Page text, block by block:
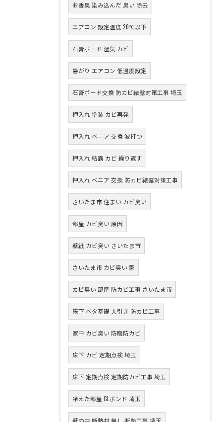
お香臭 染み込んだ 臭い 除去
エアコン 設定温度 20℃以下
石膏ボード 湿気 カビ
暑がり エアコン 低温度設定
石膏ボード交換 防カビ結露対策工事 埼玉
押入れ 塗装 カビ再発
押入れ ベニア 交換 波打つ
押入れ 結露 カビ 繰り返す
押入れ ベニア 交換 防カビ結露対策工事
さいたま市 住まい カビ臭い
部屋 カビ臭い 原因
壁紙 カビ臭い さいたま市
さいたま市 カビ臭い 家
カビ臭い 部屋 防カビ工事 さいたま市
床下 ベタ基礎 大引き 防カビ工事
家中 カビ臭い 防腐防カビ
床下 カビ 定期点検 埼玉
床下 定期点検 定期防カビ工事 埼玉
冷えた部屋 GLボンド 埼玉
壁の中 断熱材 無し 断熱工事 埼玉